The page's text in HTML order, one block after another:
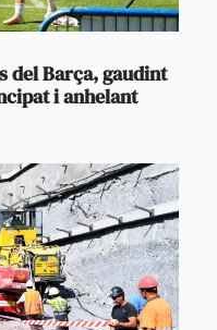
del Barça, gaudint
i anhelant